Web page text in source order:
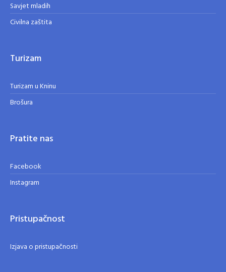
Savjet mladih
Civilna zaštita
Turizam
Turizam u Kninu
Brošura
Pratite nas
Facebook
Instagram
Pristupačnost
Izjava o pristupačnosti